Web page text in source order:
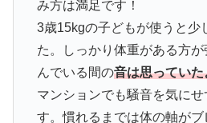
み方は満足です！
3歳15kgの子どもが使うと少
た。しっかり体重がある方
んでいる間の音は思ってい
マンションでも騒音を気にせ
す。慣れるまでは体の軸が